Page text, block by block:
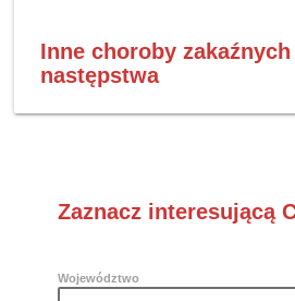
Inne choroby
następstwa
Zaznacz interesującą
Województwo